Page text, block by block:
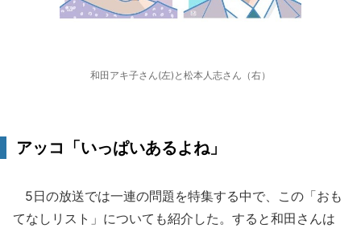
和田アキ子さん(左)と松本人志さん（右）
アッコ「いっぱいあるよね」
5日の放送では一連の問題を特集する中で、この「おも
てなしリスト」についても紹介した。すると和田さんは